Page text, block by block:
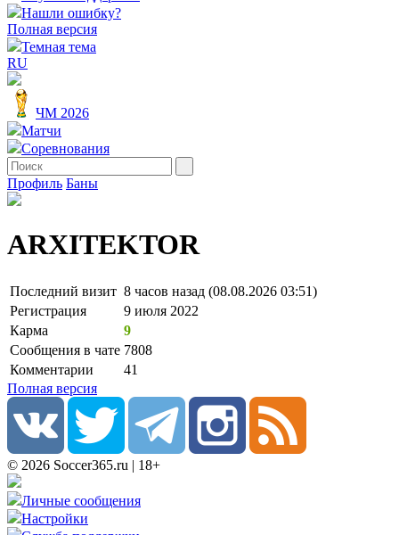
Нашли ошибку?
Полная версия
Темная тема
RU
ЧМ 2026
Матчи
Соревнования
Профиль Баны
ARXITEKTOR
Последний визит 8 часов назад (08.08.2026 03:51)
Регистрация
9 июля 2022
Карма
9
Сообщения в чате 7808
Комментарии
41
Полная версия
© 2026 Soccer365.ru | 18+
Личные сообщения
Настройки